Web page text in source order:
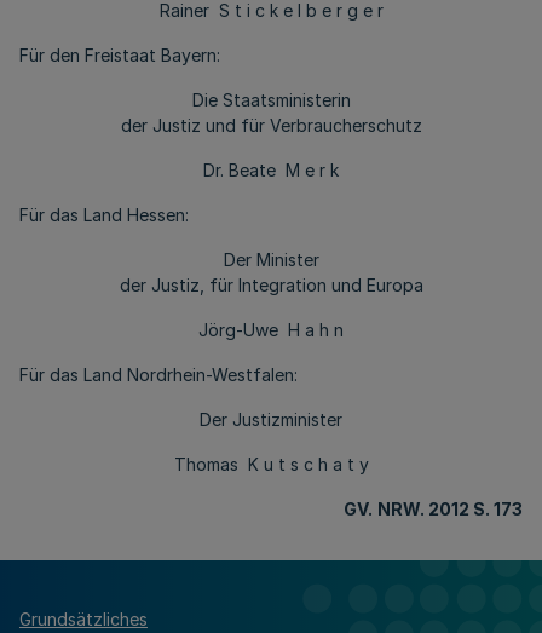
Rainer S t i c k e l b e r g e r
Für den Freistaat Bayern:
Die Staatsministerin
der Justiz und für Verbraucherschutz
Dr. Beate M e r k
Für das Land Hessen:
Der Minister
der Justiz, für Integration und Europa
Jörg-Uwe H a h n
Für das Land Nordrhein-Westfalen:
Der Justizminister
Thomas K u t s c h a t y
GV. NRW. 2012 S. 173
Grundsätzliches